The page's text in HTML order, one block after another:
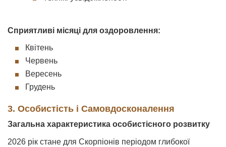
Сприятливі місяці для оздоровлення:
Квітень
Червень
Вересень
Грудень
3. Особистість і Самовдосконалення
Загальна характеристика особистісного розвитку
2026 рік стане для Скорпіонів періодом глибокої